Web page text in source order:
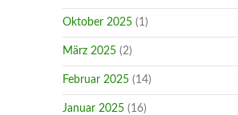
Oktober 2025 (1)
März 2025 (2)
Februar 2025 (14)
Januar 2025 (16)